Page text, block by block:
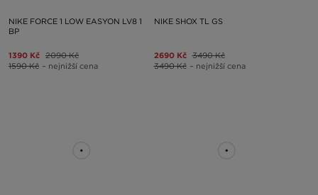
NIKE FORCE 1 LOW EASYON LV8 1
BP
1390 Kč 2090 Kč
1590 Kč – nejnižší cena
NIKE SHOX TL GS
2690 Kč 3490 Kč
3490 Kč – nejnižší cena